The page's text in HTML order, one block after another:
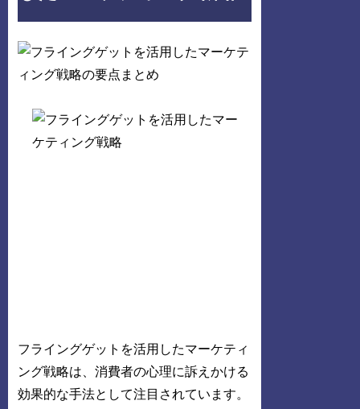
フライングゲットを活用したマーケティ
ング戦略は、消費者の心理に訴えかける
効果的な手法として注目されています。